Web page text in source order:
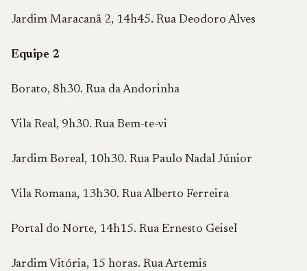
Jardim Maracanã 2, 14h45. Rua Deodoro Alves
Equipe 2
Borato, 8h30. Rua da Andorinha
Vila Real, 9h30. Rua Bem-te-vi
Jardim Boreal, 10h30. Rua Paulo Nadal Júnior
Vila Romana, 13h30. Rua Alberto Ferreira
Portal do Norte, 14h15. Rua Ernesto Geisel
Jardim Vitória, 15 horas. Rua Artemis